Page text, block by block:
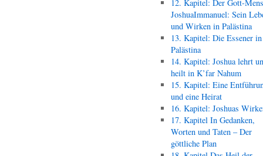
12. Kapitel: Der Gott-
JoshuaImmanuel: Sein
und Wirken in Palästina
13. Kapitel: Die Essener in
Palästina
14. Kapitel: Joshua lehrt
heilt in K’far Nahum
15. Kapitel: Eine
und eine Heirat
16. Kapitel: Joshuas
17. Kapitel In Gedanken,
Worten und Taten – Der
göttliche Plan